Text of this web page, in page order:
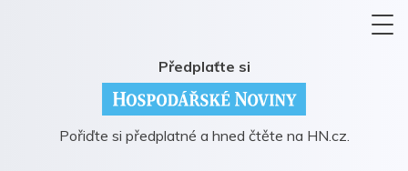
Předplaťte si
Pořiďte si předplatné a hned čtěte na HN.cz.